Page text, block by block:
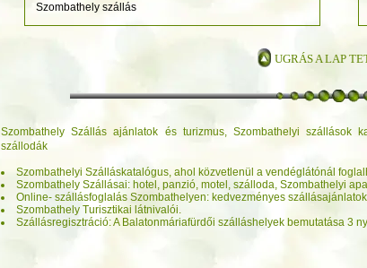
Szombathely szállás
UGRÁS A LAP
Szombathely Szállás ajánlatok és turizmus, Szombathelyi szállások
szállodák
Szombathelyi Szálláskatalógus, ahol közvetlenül a vendéglátónál
Szombathely Szállásai: hotel, panzió, motel, szálloda, Szombathelyi
Online- szállásfoglalás Szombathelyen: kedvezményes
Szombathely Turisztikai látnivalói.
Szállásregisztráció: A Balatonmáriafürdői szálláshelyek bemutatása 3